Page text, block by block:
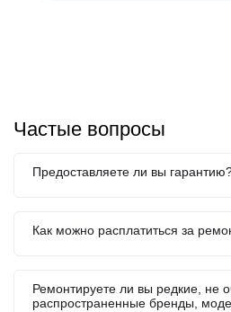
Частые вопросы
Предоставляете ли вы
Как можно расплатиться за
Ремонтируете ли вы редкие, не
распространенные бренды,